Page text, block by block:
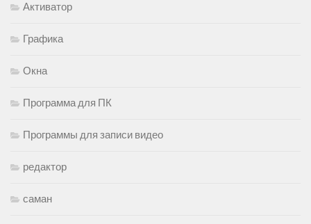
Активатор
Графика
Окна
Программа для ПК
Программы для записи видео
редактор
саман